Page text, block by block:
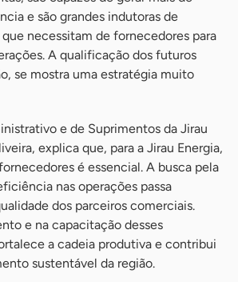
e são grandes indutoras de
necessitam de fornecedores para
A qualificação dos futuros
se mostra uma estratégia muito
e de Suprimentos da Jirau
explica que, para a Jirau Energia,
é essencial. A busca pela
nas operações passa
dos parceiros comerciais.
e na capacitação desses
a cadeia produtiva e contribui
sustentável da região.